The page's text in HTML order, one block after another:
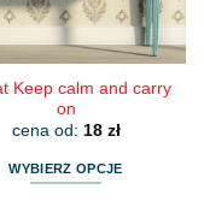
stronie
produktu
Keep calm and carry
on
cena od: 18 zł
WYBIERZ OPCJE